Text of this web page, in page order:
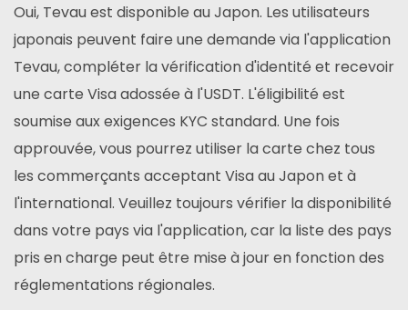
Oui, Tevau est disponible au Japon. Les utilisateurs
japonais peuvent faire une demande via l'application
Tevau, compléter la vérification d'identité et recevoir
une carte Visa adossée à l'USDT. L'éligibilité est
soumise aux exigences KYC standard. Une fois
approuvée, vous pourrez utiliser la carte chez tous
les commerçants acceptant Visa au Japon et à
l'international. Veuillez toujours vérifier la disponibilité
dans votre pays via l'application, car la liste des pays
pris en charge peut être mise à jour en fonction des
réglementations régionales.